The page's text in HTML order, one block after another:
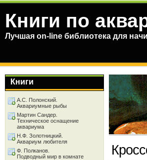
Книги по
Лучшая on-line библиотека для
Книги
А.С. Полонский.
Аквариумные рыбы
Мартин Сандер.
Техническое оснащение
аквариума
Н.Ф. Золотницкий.
Аквариум любителя
Ф. Полканов.
Подводный мир в комнате